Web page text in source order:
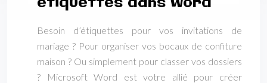
Besoin d’étiquettes pour vos invitations de
mariage ? Pour organiser vos bocaux de confiture
maison ? Ou simplement pour classer vos dossiers
? Microsoft Word est votre allié pour créer